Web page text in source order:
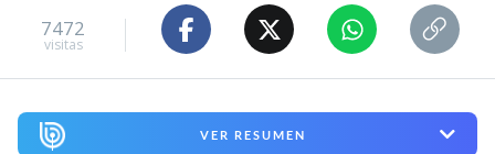
7472
visitas
VER RESUMEN